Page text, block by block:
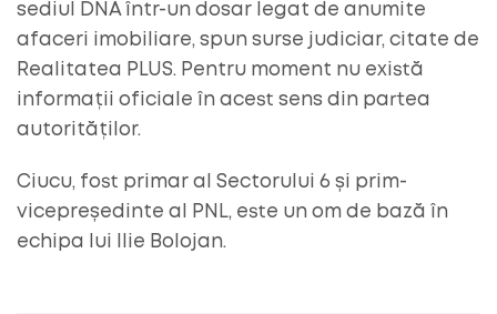
sediul DNA într-un dosar legat de anumite
afaceri imobiliare, spun surse judiciar, citate de
Realitatea PLUS. Pentru moment nu există
informații oficiale în acest sens din partea
autorităților.
Ciucu, fost primar al Sectorului 6 și prim-
vicepreședinte al PNL, este un om de bază în
echipa lui Ilie Bolojan.